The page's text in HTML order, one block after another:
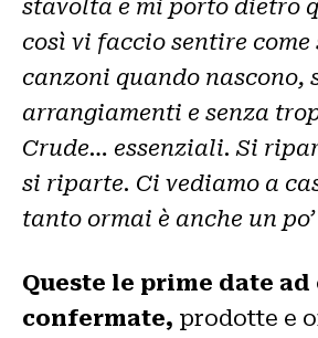
stavolta e mi porto dietro
così vi faccio sentire come
canzoni quando nascono,
arrangiamenti e senza
Crude… essenziali. Si
si riparte. Ci vediamo a
tanto ormai è anche un
Queste le prime date
confermate, prodotte e